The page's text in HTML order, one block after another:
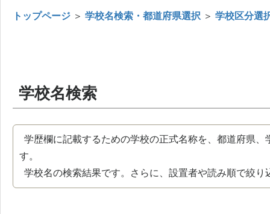
トップページ ＞ 学校名検索・都道府県選択 ＞ 学校区分選
学校名検索
学歴欄に記載するための学校の正式名称を、都道府県
す。
学校名の検索結果です。さらに、設置者や読み順で絞り